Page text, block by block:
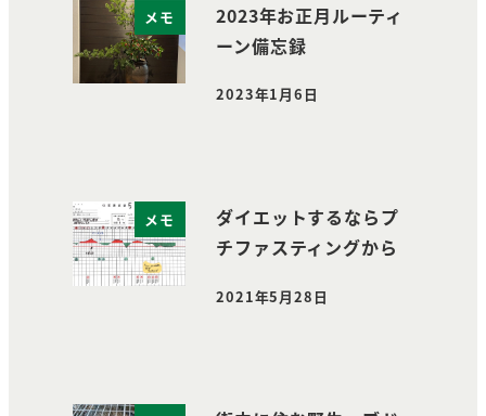
メモ
2023年お正月ルーティ
ーン備忘録
投稿日
2023年1月6日
メモ
ダイエットするならプ
チファスティングから
投稿日
2021年5月28日